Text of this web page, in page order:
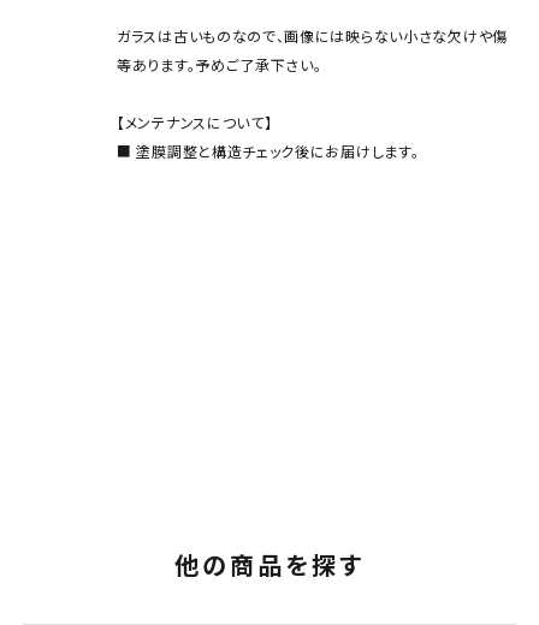
ガラスは古いものなので、画像には映らない小さな欠けや傷
等あります。予めご了承下さい。
【メンテナンスについて】
■ 塗膜調整と構造チェック後にお届けします。
他の商品を探す